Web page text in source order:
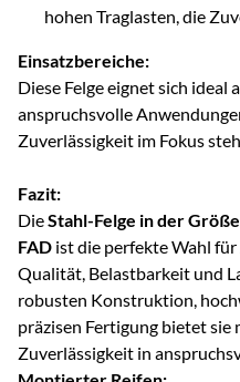
hohen Traglasten, die
Einsatzbereiche:
Diese Felge eignet sich ideal
anspruchsvolle
Zuverlässigkeit im Fokus
Fazit:
DieStahl-Felge in der
FAD ist die perfekte Wahl
Qualität, Belastbarkeit und
robusten Konstruktion,
präzisen Fertigung bietet sie
Zuverlässigkeit in